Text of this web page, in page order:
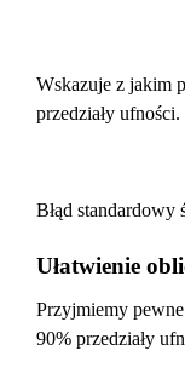
Wskazuje z jakim
przedziały ufności.
Błąd standardowy
Ułatwienie
Przyjmiemy
90% przedziały